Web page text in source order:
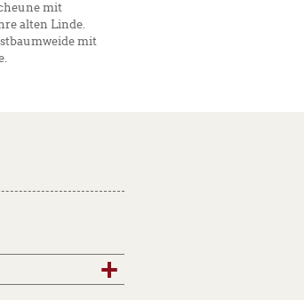
mit
alten Linde.
mit